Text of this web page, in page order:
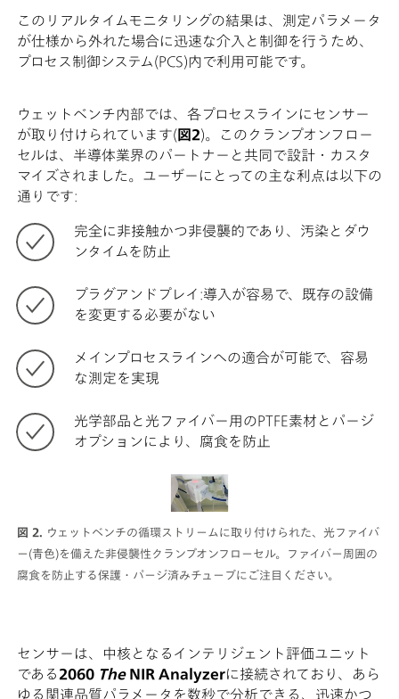
このリアルタイムモニタリングの結果は、測定パラメータ
が仕様から外れた場合に迅速な介入と制御を行うため、
プロセス制御システム(PCS)内で利用可能です。
図 2. ウェットベンチの循環ストリームに取り付けられた、光ファイバ
ー(青色)を備えた非侵襲性クランプオンフローセル。ファイバー周囲の
腐食を防止する保護・パージ済みチューブにご注目ください。
ウェットベンチ内部では、各プロセスラインにセンサー
が取り付けられています(図2)。このクランプオンフロー
セルは、半導体業界のパートナーと共同で設計・カスタ
マイズされました。ユーザーにとっての主な利点は以下の
通りです:
完全に非接触かつ非侵襲的であり、汚染とダウ
ンタイムを防止
プラグアンドプレイ:導入が容易で、既存の設備
を変更する必要がない
メインプロセスラインへの適合が可能で、容易
な測定を実現
光学部品と光ファイバー用のPTFE素材とパージ
オプションにより、腐食を防止
センサーは、中核となるインテリジェント評価ユニット
である 2060 TheNIR Analyzerに接続されており、あら
ゆる関連品質パラメータを数秒で分析できる、迅速かつ